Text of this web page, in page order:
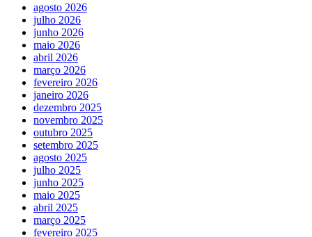
agosto 2026
julho 2026
junho 2026
maio 2026
abril 2026
março 2026
fevereiro 2026
janeiro 2026
dezembro 2025
novembro 2025
outubro 2025
setembro 2025
agosto 2025
julho 2025
junho 2025
maio 2025
abril 2025
março 2025
fevereiro 2025